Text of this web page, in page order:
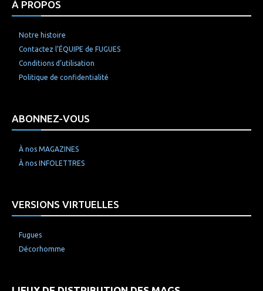
À PROPOS
Notre histoire
Contactez l’ÉQUIPE de FUGUES
Conditions d’utilisation
Politique de confidentialité
ABONNEZ-VOUS
À nos MAGAZINES
À nos INFOLETTRES
VERSIONS VIRTUELLES
Fugues
Décorhomme